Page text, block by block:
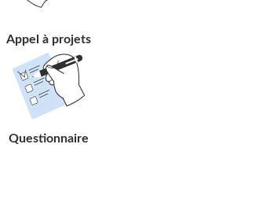
Appel à projets
Suivre
le
lien
Questionnaire